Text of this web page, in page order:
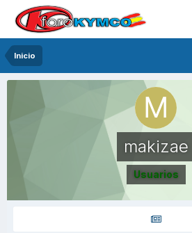
Inicio
makizae
Usuarios